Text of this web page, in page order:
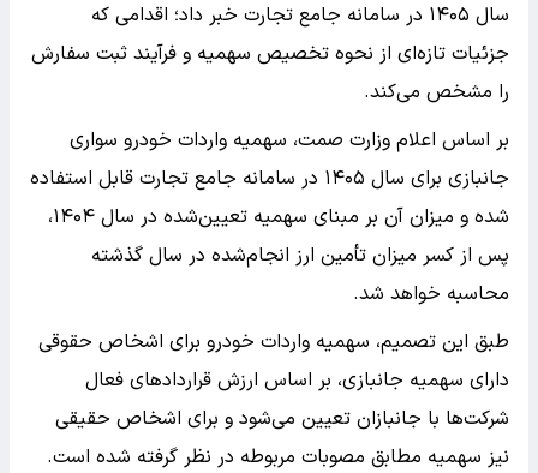
سال ۱۴۰۵ در سامانه جامع تجارت خبر داد؛ اقدامی که
جزئیات تازه‌ای از نحوه تخصیص سهمیه و فرآیند ثبت سفارش
را مشخص می‌کند.
بر اساس اعلام وزارت صمت، سهمیه واردات خودرو سواری
جانبازی برای سال ۱۴۰۵ در سامانه جامع تجارت قابل استفاده
شده و میزان آن بر مبنای سهمیه تعیین‌شده در سال ۱۴۰۴،
پس از کسر میزان تأمین ارز انجام‌شده در سال گذشته
محاسبه خواهد شد.
طبق این تصمیم، سهمیه واردات خودرو برای اشخاص حقوقی
دارای سهمیه جانبازی، بر اساس ارزش قراردادهای فعال
شرکت‌ها با جانبازان تعیین می‌شود و برای اشخاص حقیقی
نیز سهمیه مطابق مصوبات مربوطه در نظر گرفته شده است.